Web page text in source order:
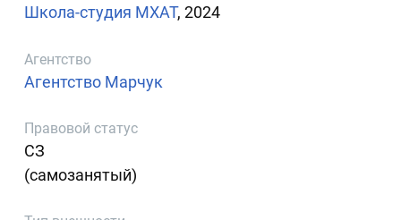
Школа-студия МХАТ, 2024
Агентство
Агентство Марчук
Правовой статус
СЗ
(самозанятый)